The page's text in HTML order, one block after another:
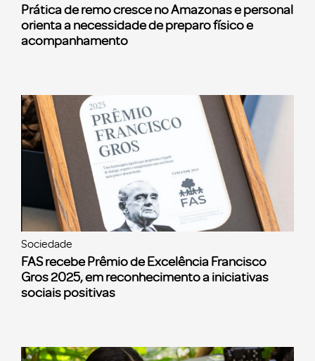
Prática de remo cresce no Amazonas e personal
orienta a necessidade de preparo físico e
acompanhamento
Sociedade
FAS recebe Prêmio de Excelência Francisco
Gros 2025, em reconhecimento a iniciativas
sociais positivas